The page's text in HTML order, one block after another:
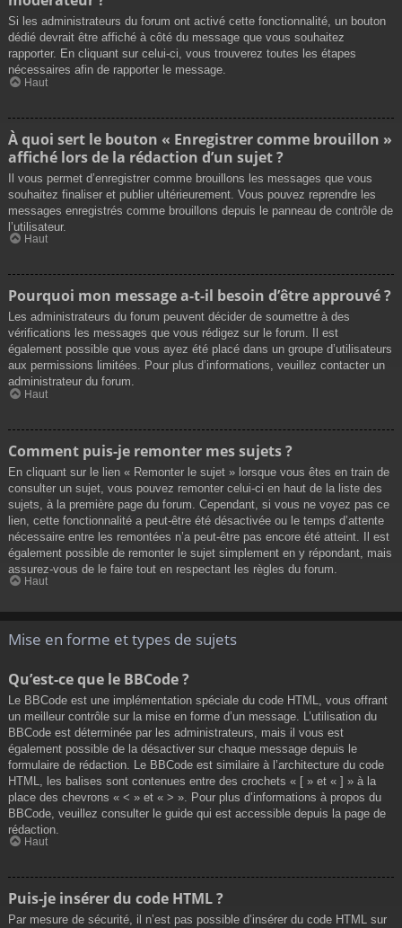
Si les administrateurs du forum ont activé cette fonctionnalité, un bouton
dédié devrait être affiché à côté du message que vous souhaitez
rapporter. En cliquant sur celui-ci, vous trouverez toutes les étapes
nécessaires afin de rapporter le message.
Haut
À quoi sert le bouton « Enregistrer comme brouillon »
affiché lors de la rédaction d’un sujet ?
Il vous permet d’enregistrer comme brouillons les messages que vous
souhaitez finaliser et publier ultérieurement. Vous pouvez reprendre les
messages enregistrés comme brouillons depuis le panneau de contrôle de
l’utilisateur.
Haut
Pourquoi mon message a-t-il besoin d’être approuvé ?
Les administrateurs du forum peuvent décider de soumettre à des
vérifications les messages que vous rédigez sur le forum. Il est
également possible que vous ayez été placé dans un groupe d’utilisateurs
aux permissions limitées. Pour plus d’informations, veuillez contacter un
administrateur du forum.
Haut
Comment puis-je remonter mes sujets ?
En cliquant sur le lien « Remonter le sujet » lorsque vous êtes en train de
consulter un sujet, vous pouvez remonter celui-ci en haut de la liste des
sujets, à la première page du forum. Cependant, si vous ne voyez pas ce
lien, cette fonctionnalité a peut-être été désactivée ou le temps d’attente
nécessaire entre les remontées n’a peut-être pas encore été atteint. Il est
également possible de remonter le sujet simplement en y répondant, mais
assurez-vous de le faire tout en respectant les règles du forum.
Haut
Mise en forme et types de sujets
Qu’est-ce que le BBCode ?
Le BBCode est une implémentation spéciale du code HTML, vous offrant
un meilleur contrôle sur la mise en forme d’un message. L’utilisation du
BBCode est déterminée par les administrateurs, mais il vous est
également possible de la désactiver sur chaque message depuis le
formulaire de rédaction. Le BBCode est similaire à l’architecture du code
HTML, les balises sont contenues entre des crochets « [ » et « ] » à la
place des chevrons « < » et « > ». Pour plus d’informations à propos du
BBCode, veuillez consulter le guide qui est accessible depuis la page de
rédaction.
Haut
Puis-je insérer du code HTML ?
Par mesure de sécurité, il n’est pas possible d’insérer du code HTML sur